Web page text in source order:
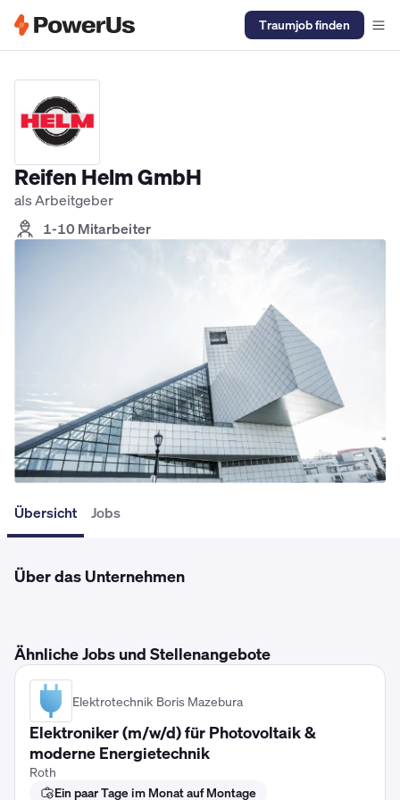
Traumjob finden
Reifen Helm GmbH
als Arbeitgeber
1-10 Mitarbeiter
Übersicht Jobs
Über das Unternehmen
Ähnliche Jobs und Stellenangebote
Elektrotechnik Boris Mazebura
Elektroniker (m/w/d) für Photovoltaik &
moderne Energietechnik
Roth
Ein paar Tage im Monat auf Montage